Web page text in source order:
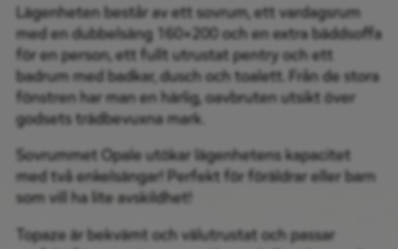
Lägenheten består av ett sovrum, ett vardagsrum
med en dubbelsäng 160×200 och en extra bäddsoffa
för en person, ett fullt utrustat pentry och ett
badrum med badkar, dusch och toalett. Från de stora
fönstren har man en härlig, oavbruten utsikt över
godsets trädbevuxna mark.
Sovrummet Opale utökar lägenhetens kapacitet
med två enkelsängar! Perfekt för föräldrar eller barn
som vill ha lite avskildhet!
Topaze är bekvämt och välutrustat och passar